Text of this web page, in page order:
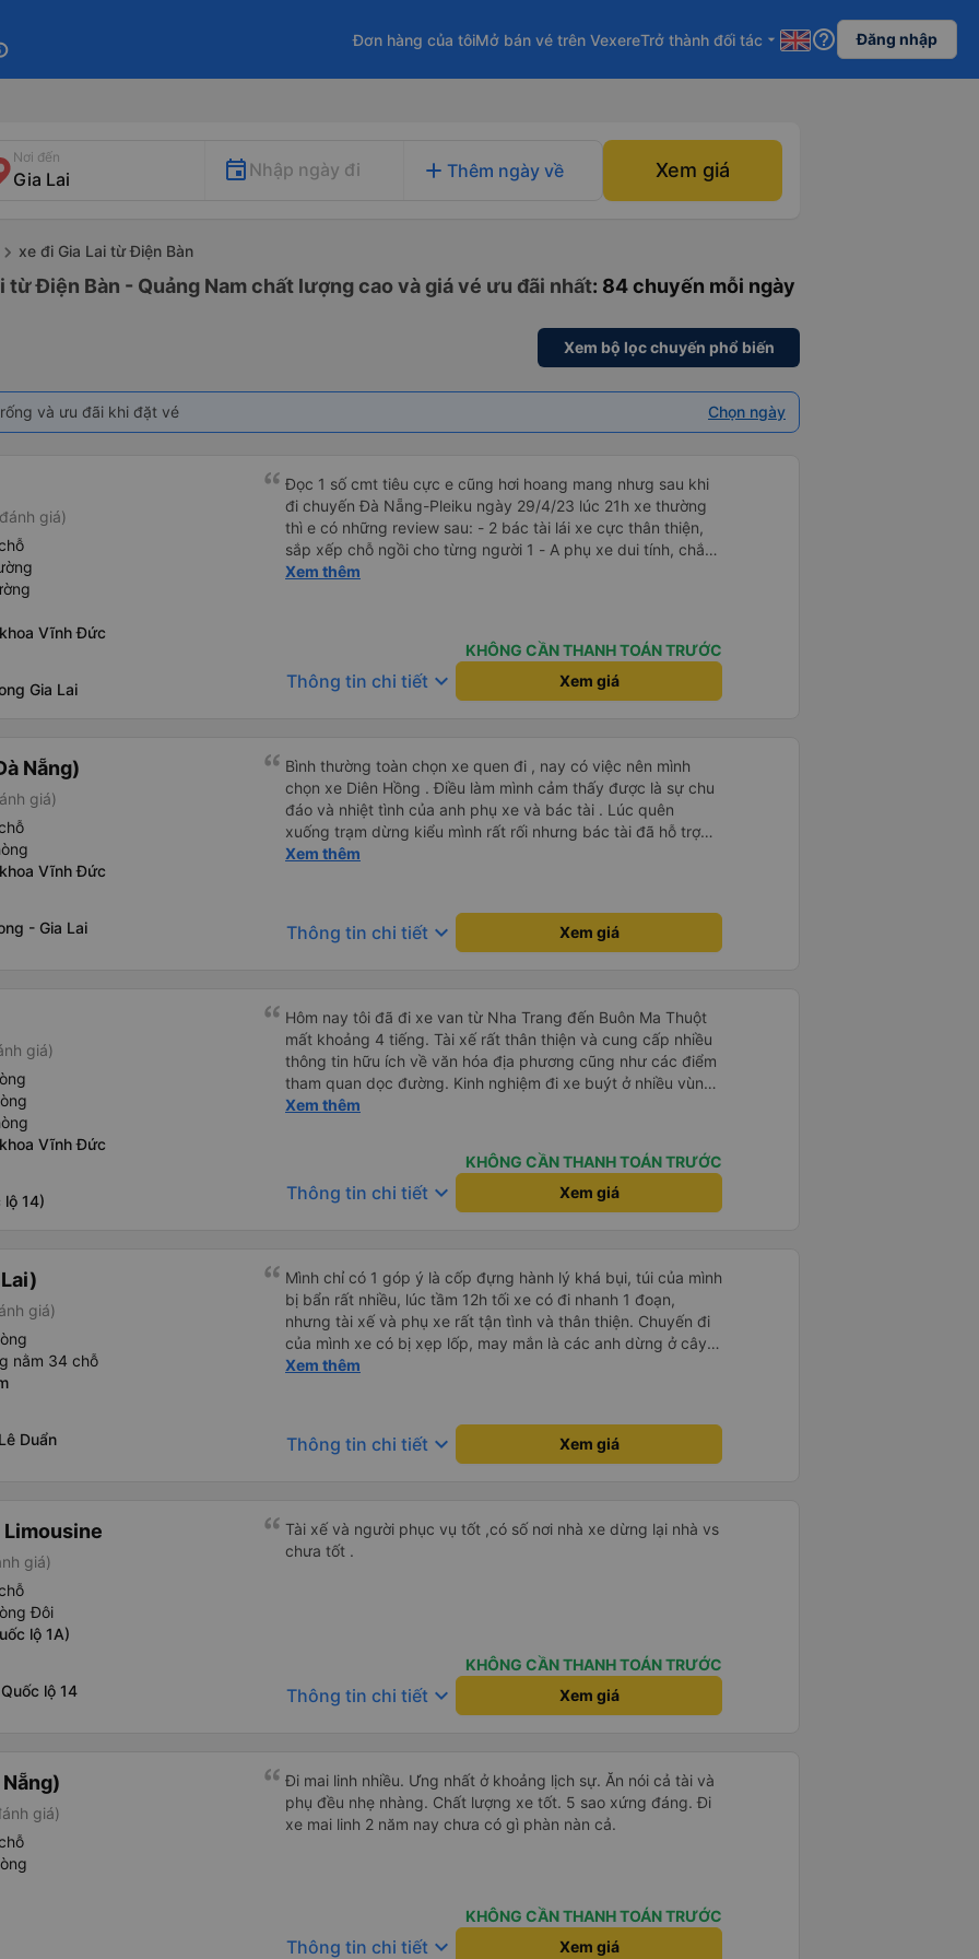
Đơn hàng của tôiMở bán vé trên VexereTrở thành đối tác arrow_drop_down help_outline Đăng nhập
Nơi đến
Nhập ngày đi add Thêm ngày về Xem giá
xe đi Gia Lai từ Điện Bàn
từ Điện Bàn - Quảng Nam chất lượng cao và giá vé ưu đãi nhất: 84 chuyến mỗi ngày
Xem bộ lọc chuyến phổ biến
và ưu đãi khi đặt vé Chọn ngày
giá)
Vĩnh Đức
Gia Lai
Đọc 1 số cmt tiêu cực e cũng hơi hoang mang nhưg sau khi
đi chuyến Đà Nẵng-Pleiku ngày 29/4/23 lúc 21h xe thường
thì e có những review sau: - 2 bác tài lái xe cực thân thiện,
sắp xếp chỗ ngồi cho từng người 1 - A phụ xe dui tính, chắc
cùng tần số nên nói câu nào là cười câu đó - Xe xuất bến
nên cũng k đòi hỏi gì nhìu hơn. Nhưng nhìn chug khá ổn, có
Xem thêm
KHÔNG CẦN THANH TOÁN TRƯỚC
Thông tin chi tiết keyboard_arrow_down Xem giá
Nẵng)
giá)
Vĩnh Đức
- Gia Lai
Bình thường toàn chọn xe quen đi , nay có việc nên mình
chọn xe Diên Hồng . Điều làm mình cảm thấy được là sự chu
đáo và nhiệt tình của anh phụ xe và bác tài . Lúc quên
xuống trạm dừng kiểu mình rất rối nhưng bác tài đã hỗ trợ
mình về tận nhà . 10 điểm chất lượng 🥰
Xem thêm
Thông tin chi tiết keyboard_arrow_down Xem giá
giá)
Vĩnh Đức
lộ 14)
Hôm nay tôi đã đi xe van từ Nha Trang đến Buôn Ma Thuột
mất khoảng 4 tiếng. Tài xế rất thân thiện và cung cấp nhiều
thông tin hữu ích về văn hóa địa phương cũng như các điểm
tham quan dọc đường. Kinh nghiệm đi xe buýt ở nhiều vùng
khác nhau trên khắp Việt Nam trước đây của chúng tôi khá
những đoạn đường tắc nghẽn. Tài xế này là người lái xe an
toàn nhất mà chúng tôi từng gặp. Chúng tôi rất khuyến khích
sử dụng dịch vụ vận chuyển của Thai Son.
Xem thêm
KHÔNG CẦN THANH TOÁN TRƯỚC
Thông tin chi tiết keyboard_arrow_down Xem giá
giá)
nằm 34 chỗ
Duẩn
Mình chỉ có 1 góp ý là cốp đựng hành lý khá bụi, túi của mình
bị bẩn rất nhiều, lúc tầm 12h tối xe có đi nhanh 1 đoạn,
nhưng tài xế và phụ xe rất tận tình và thân thiện. Chuyến đi
của mình xe có bị xẹp lốp, may mắn là các anh dừng ở cây
xăng và thay lốp mới khá nhanh. Mong nhà xe khắc phục
Xem thêm
Thông tin chi tiết keyboard_arrow_down Xem giá
Limousine
giá)
Đôi
lộ 1A)
lộ 14
Tài xế và người phục vụ tốt ,có số nơi nhà xe dừng lại nhà vs
chưa tốt .
KHÔNG CẦN THANH TOÁN TRƯỚC
Thông tin chi tiết keyboard_arrow_down Xem giá
giá)
Đi mai linh nhiều. Ưng nhất ở khoảng lịch sự. Ăn nói cả tài và
phụ đều nhẹ nhàng. Chất lượng xe tốt. 5 sao xứng đáng. Đi
xe mai linh 2 năm nay chưa có gì phàn nàn cả.
KHÔNG CẦN THANH TOÁN TRƯỚC
Thông tin chi tiết keyboard_arrow_down Xem giá